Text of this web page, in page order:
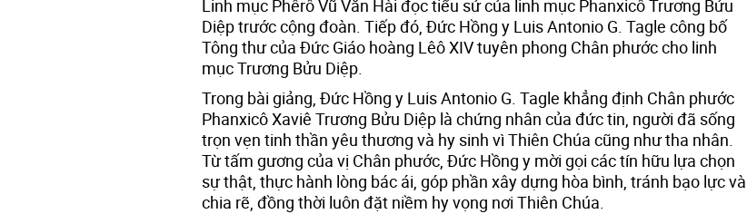
Linh mục Phêrô Vũ Văn Hài đọc tiểu sử của linh mục Phanxicô Trương Bửu
Diệp trước cộng đoàn. Tiếp đó, Đức Hồng y Luis Antonio G. Tagle công bố
Tông thư của Đức Giáo hoàng Lêô XIV tuyên phong Chân phước cho linh
mục Trương Bửu Diệp.
Trong bài giảng, Đức Hồng y Luis Antonio G. Tagle khẳng định Chân phước
Phanxicô Xaviê Trương Bửu Diệp là chứng nhân của đức tin, người đã sống
trọn vẹn tinh thần yêu thương và hy sinh vì Thiên Chúa cũng như tha nhân.
Từ tấm gương của vị Chân phước, Đức Hồng y mời gọi các tín hữu lựa chọn
sự thật, thực hành lòng bác ái, góp phần xây dựng hòa bình, tránh bạo lực và
chia rẽ, đồng thời luôn đặt niềm hy vọng nơi Thiên Chúa.